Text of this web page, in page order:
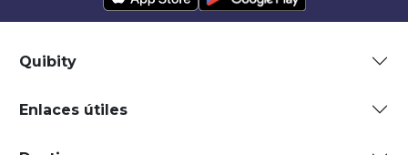
Quibity
Enlaces útiles